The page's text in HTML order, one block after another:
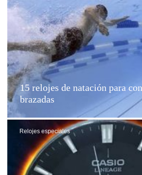
15 relojes de natación para
brazadas
Relojes especiales